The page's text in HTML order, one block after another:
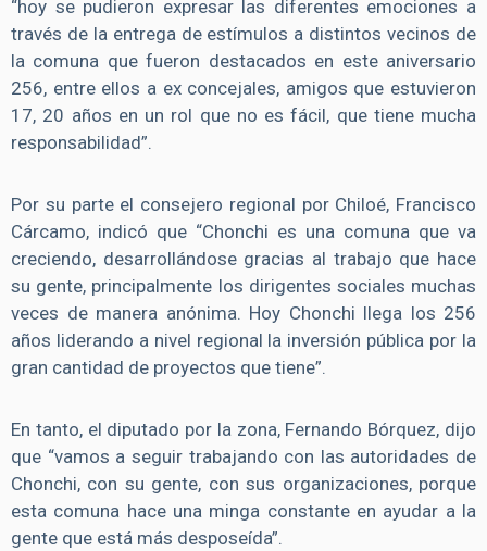
“hoy se pudieron expresar las diferentes emociones a
través de la entrega de estímulos a distintos vecinos de
la comuna que fueron destacados en este aniversario
256, entre ellos a ex concejales, amigos que estuvieron
17, 20 años en un rol que no es fácil, que tiene mucha
responsabilidad”.
Por su parte el consejero regional por Chiloé, Francisco
Cárcamo, indicó que “Chonchi es una comuna que va
creciendo, desarrollándose gracias al trabajo que hace
su gente, principalmente los dirigentes sociales muchas
veces de manera anónima. Hoy Chonchi llega los 256
años liderando a nivel regional la inversión pública por la
gran cantidad de proyectos que tiene”.
En tanto, el diputado por la zona, Fernando Bórquez, dijo
que “vamos a seguir trabajando con las autoridades de
Chonchi, con su gente, con sus organizaciones, porque
esta comuna hace una minga constante en ayudar a la
gente que está más desposeída”.